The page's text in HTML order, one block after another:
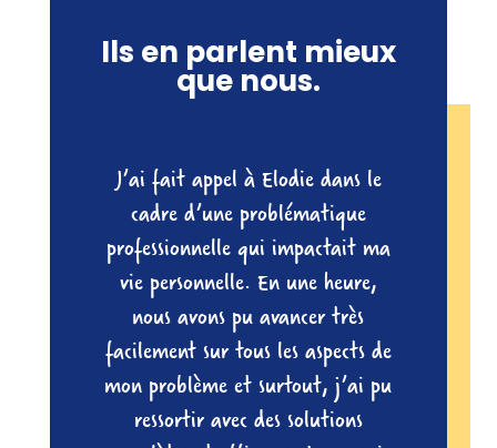
Ils en parlent mieux
que nous.
J’ai fait appel à Elodie dans le
cadre d’une problématique
professionnelle qui impactait ma
vie personnelle. En une heure,
nous avons pu avancer très
facilement sur tous les aspects de
mon problème et surtout, j’ai pu
ressortir avec des solutions